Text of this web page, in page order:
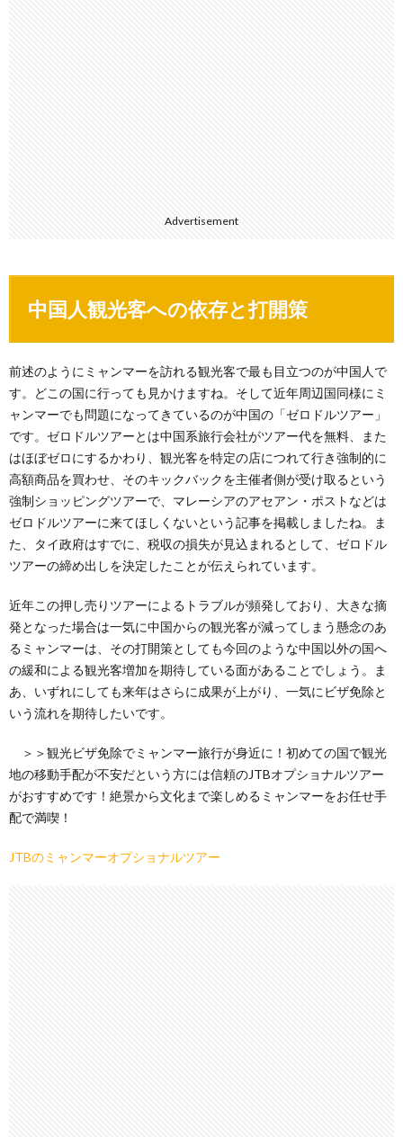
Advertisement
中国人観光客への依存と打開策
前述のようにミャンマーを訪れる観光客で最も目立つのが中国人で
す。どこの国に行っても見かけますね。そして近年周辺国同様にミ
ャンマーでも問題になってきているのが中国の「ゼロドルツアー」
です。ゼロドルツアーとは中国系旅行会社がツアー代を無料、また
はほぼゼロにするかわり、観光客を特定の店につれて行き強制的に
高額商品を買わせ、そのキックバックを主催者側が受け取るという
強制ショッピングツアーで、マレーシアのアセアン・ポストなどは
ゼロドルツアーに来てほしくないという記事を掲載しましたね。ま
た、タイ政府はすでに、税収の損失が見込まれるとして、ゼロドル
ツアーの締め出しを決定したことが伝えられています。
近年この押し売りツアーによるトラブルが頻発しており、大きな摘
発となった場合は一気に中国からの観光客が減ってしまう懸念のあ
るミャンマーは、その打開策としても今回のような中国以外の国へ
の緩和による観光客増加を期待している面があることでしょう。ま
あ、いずれにしても来年はさらに成果が上がり、一気にビザ免除と
いう流れを期待したいです。
＞＞観光ビザ免除でミャンマー旅行が身近に！初めての国で観光
地の移動手配が不安だという方には信頼のJTBオプショナルツアー
がおすすめです！絶景から文化まで楽しめるミャンマーをお任せ手
配で満喫！
JTBのミャンマーオプショナルツアー